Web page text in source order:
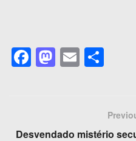
F
a
b
M
a
d
E
m
e
Desvendado mistério